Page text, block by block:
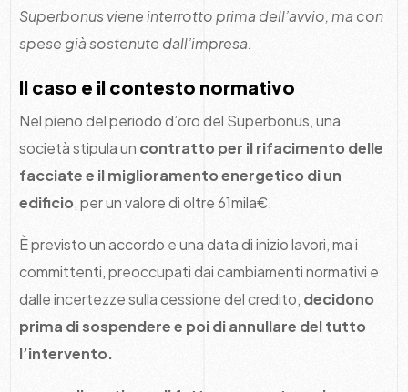
Superbonus viene interrotto prima dell’avvio, ma con
spese già sostenute dall’impresa.
Il caso e il contesto normativo
Nel pieno del periodo d’oro del Superbonus, una
società stipula un contratto per il rifacimento delle
facciate e il miglioramento energetico di un
edificio, per un valore di oltre 61mila€.
È previsto un accordo e una data di inizio lavori, ma i
committenti, preoccupati dai cambiamenti normativi e
dalle incertezze sulla cessione del credito, decidono
prima di sospendere e poi di annullare del tutto
l’intervento.